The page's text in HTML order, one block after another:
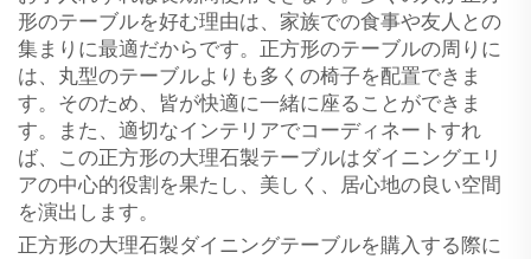
形のテーブルを好む理由は、家族での食事や友人との
集まりに最適だからです。正方形のテーブルの周りに
は、丸型のテーブルよりも多くの椅子を配置できま
す。そのため、皆が快適に一緒に座ることができま
す。また、適切なインテリアでコーディネートすれ
ば、この正方形の大理石製テーブルはダイニングエリ
アの中心的役割を果たし、美しく、居心地の良い空間
を演出します。
正方形の大理石製ダイニングテーブルを購入する際に